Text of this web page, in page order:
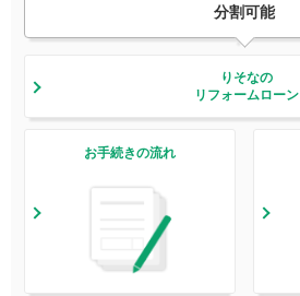
分割可能
りそなの
リフォームローン
お手続きの流れ